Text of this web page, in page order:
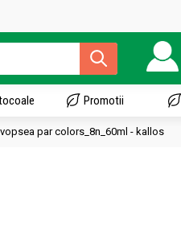
Promotii
vopsea par colors_8n_60ml - kallos